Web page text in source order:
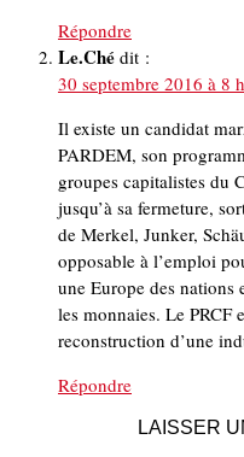
Répondre
Le.Ché dit :
30 septembre 2016 à 8
Il existe un candidat
PARDEM, son
groupes capitalistes du
jusqu’à sa fermeture,
de Merkel, Junker,
opposable à l’emploi
une Europe des nations
les monnaies. Le PRCF
reconstruction d’une
Répondre
LAISSER